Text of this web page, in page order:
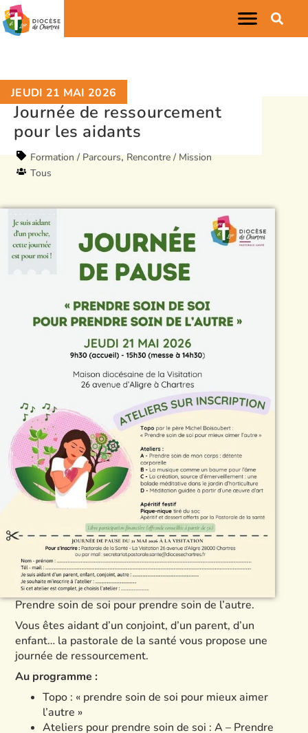
JEUDI 21 MAI 2026
Journée de ressourcement
pour les aidants
Formation / Parcours, Rencontre / Mission
Tous
Prendre soin de soi pour prendre soin de l’autre.
Vous êtes aidant d’un conjoint, d’un parent, d’un
enfant… la pastorale de la santé vous propose une
journée de ressourcement.
Au programme :
Topo : « prendre soin de soi pour mieux aimer
l’autre »
Ateliers pour prendre soin de soi : A – Prendre